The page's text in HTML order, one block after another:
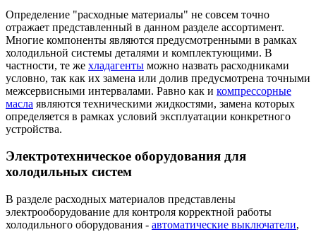
Определение "расходные материалы" не совсем точно
отражает представленный в данном разделе ассортимент.
Многие компоненты являются предусмотренными в рамках
холодильной системы деталями и комплектующими. В
частности, те же хладагенты можно назвать расходниками
условно, так как их замена или долив предусмотрена точными
межсервисными интервалами. Равно как и компрессорные
масла являются техническими жидкостями, замена которых
определяется в рамках условий эксплуатации конкретного
устройства.
Электротехническое оборудования для
холодильных систем
В разделе расходных материалов представлены
электрооборудование для контроля корректной работы
холодильного оборудования - автоматические выключатели,